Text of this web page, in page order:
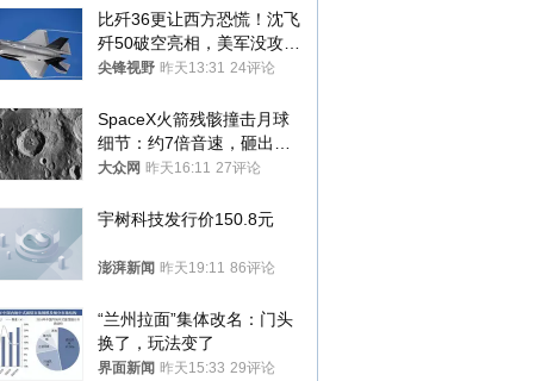
比歼36更让西方恐慌！沈飞
歼50破空亮相，美军没攻克
的技术被拿下
尖锋视野 昨天13:31 24评论
SpaceX火箭残骸撞击月球
细节：约7倍音速，砸出直
径约30米撞击坑
大众网 昨天16:11 27评论
宇树科技发行价150.8元
澎湃新闻 昨天19:11 86评论
“兰州拉面”集体改名：门头
换了，玩法变了
界面新闻 昨天15:33 29评论